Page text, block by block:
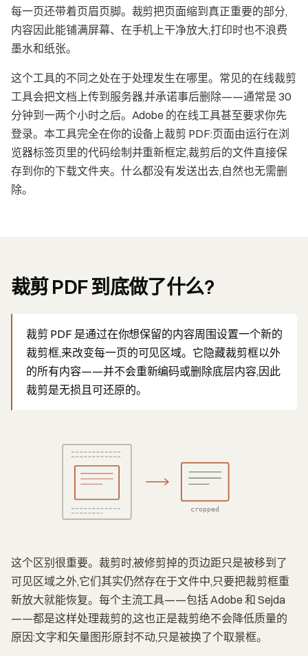
每一页还带着页眉页脚。裁剪把页面缩到真正重要的部分,
内容因此能铺满屏幕、在手机上干净放大,打印时也不浪费
墨水和纸张。
这个工具的不同之处在于处理发生在哪里。常见的在线裁剪
工具会把文档上传到服务器,并承诺事后删除——通常是 30
分钟到一两个小时之后。Adobe 的在线工具甚至要求你先
登录。本工具完全在你的设备上裁剪 PDF:页面由运行在浏
览器标签页里的代码绘制并重新框定,裁剪后的文件直接保
存到你的下载文件夹。什么都没有发送出去,自然也无需删
除。
裁剪 PDF 到底做了什么?
裁剪 PDF 是通过在你想保留的内容周围设置一个新的
裁剪框,来改变每一页的可见区域。它隐藏裁剪框以外
的所有内容——并不会重新编码或删除底层内容,因此
裁剪是无损且可还原的。
cropped
这个区别很重要。裁剪时,被修剪掉的页边距只是被移到了
可见区域之外,它们其实仍然存在于文件中,只要把裁剪框重
新放大就能恢复。每个主流工具——包括 Adobe 和 Sejda
——都是这样处理裁剪的,这也正是裁剪绝不会降低质量的
原因:文字和矢量图形原封不动,只是被换了个取景框。